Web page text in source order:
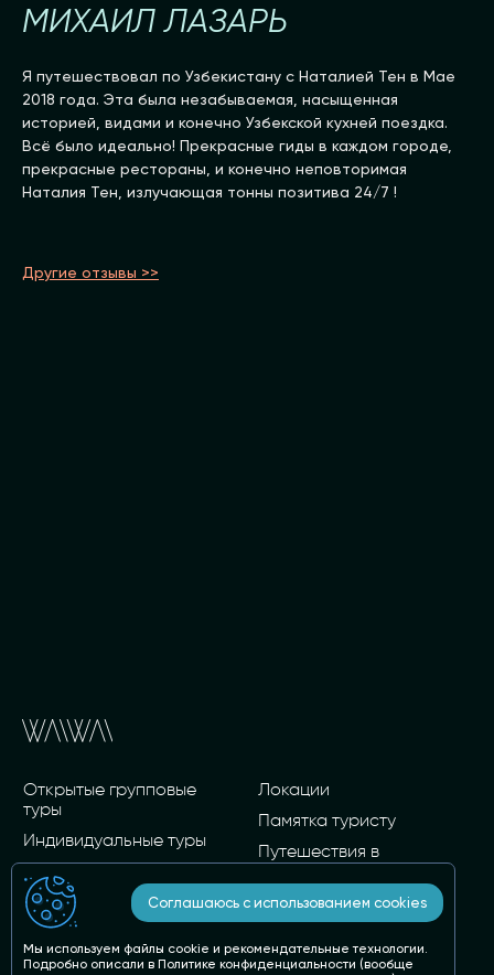
МИХАИЛ ЛАЗАРЬ
Я путешествовал по Узбекистану с Наталией Тен в Мае
2018 года. Эта была незабываемая, насыщенная
историей, видами и конечно Узбекской кухней поездка.
Всё было идеально! Прекрасные гиды в каждом городе,
прекрасные рестораны, и конечно неповторимая
Наталия Тен, излучающая тонны позитива 24/7 !
Другие отзывы >>
Открытые групповые
туры
Индивидуальные туры
Разработка программы и
сопровождение вашей
группы
Карточные туры
Локации
Памятка туристу
Путешествия в
Вопросы и ответы
Статьи о стране и не
Соглашаюсь с использованием cookies
Мы используем файлы cookie и рекомендательные технологии.
Подробно описали в Политике конфиденциальности (вообще